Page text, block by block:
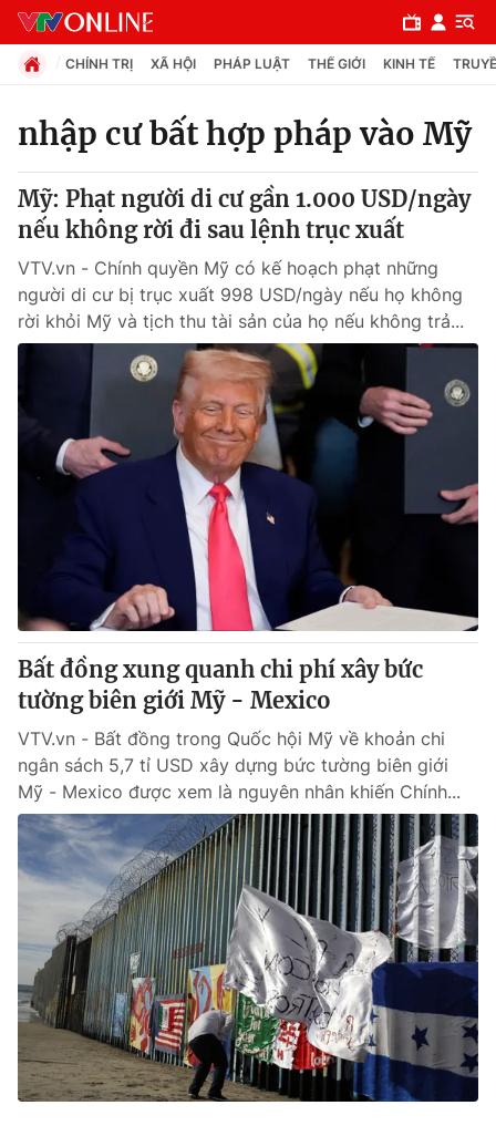
Chuyên mục
Chính trị
Xã hội
Pháp luật
Y tế
Thế giới
Thế giới đó đây
Câu chuyện quốc tế
Tài chính
Thị trường
Góc doanh nghiệp
Dữ liệu và đời sống
Truyền hình
Phim VTV
Hậu trường
Nhân vật
Khán giả
Giải sao mai
Giải trí
Điện ảnh
Âm nhạc
Sao
Đời sống
Du lịch
Làm đẹp
Chất lượng cuộc sống
Giáo dục
Tuyển sinh
Học trực tuyến
Công nghệ
Hitech Công nghệ tương lai
Sản phẩm
Thị trường
Tư vấn
Giao lưu trực tuyến
Lịch phát sóng
CHÍNH TRỊ XÃ HỘI PHÁP LUẬT THẾ GIỚI KINH TẾ
nhập cư bất hợp pháp vào Mỹ
Mỹ: Phạt người di cư gần 1.000 USD/ngày
nếu không rời đi sau lệnh trục xuất
VTV.vn - Chính quyền Mỹ có kế hoạch phạt những
người di cư bị trục xuất 998 USD/ngày nếu họ không
rời khỏi Mỹ và tịch thu tài sản của họ nếu không trả...
Bất đồng xung quanh chi phí xây bức
tường biên giới Mỹ - Mexico
VTV.vn - Bất đồng trong Quốc hội Mỹ về khoản chi
ngân sách 5,7 tỉ USD xây dựng bức tường biên giới
Mỹ - Mexico được xem là nguyên nhân khiến Chính...